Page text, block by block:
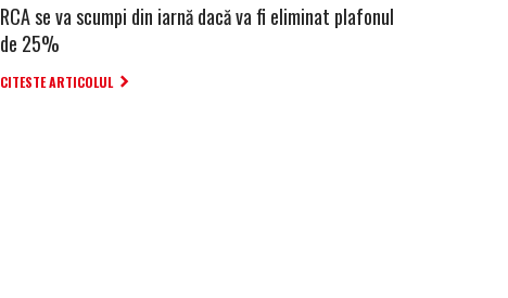
RCA se va scumpi din iarnă dacă va fi eliminat plafonul
de 25%
CITESTE ARTICOLUL